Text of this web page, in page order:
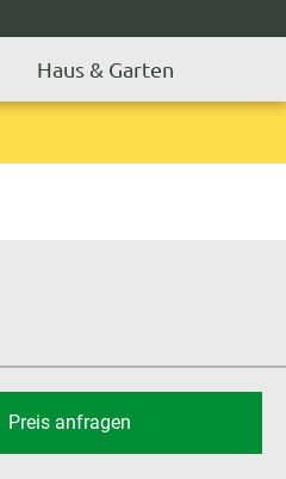
Haus & Garten
Preis anfragen